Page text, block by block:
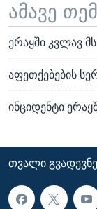
ამავე
ერაყში კვლავ
აფეთქებების
ინციდენტი
ᲗᲕᲐᲚᲘ